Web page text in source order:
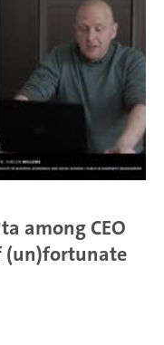
among CEO
(un)fortunate